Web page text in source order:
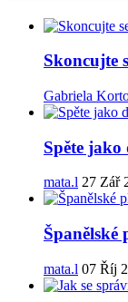
Skoncujte
Gabriela
Spěte jako
mata.l 27 Zář
Španělské
mata.l 07 Říj